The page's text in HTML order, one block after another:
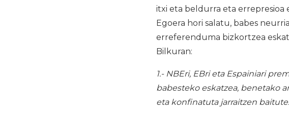
itxi eta beldurra eta
Egoera hori salatu, babes
erreferenduma bizkortzea
Bilkuran:
1.- NBEri, EBri eta Espainiari
babesteko eskatzea, benetako
eta konfinatuta jarraitzen baitute.